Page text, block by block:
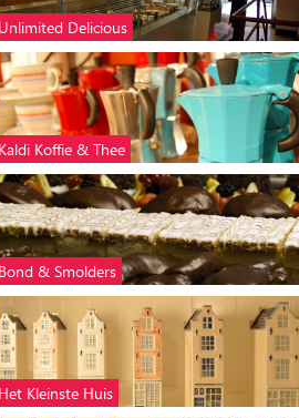
Unlimited Delicious
Kaldi Koffie & Thee
Bond & Smolders
Het Kleinste Huis